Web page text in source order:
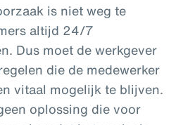
is niet weg te
altijd 24/7
Dus moet de werkgever
die de medewerker
vitaal mogelijk te blijven.
oplossing die voor